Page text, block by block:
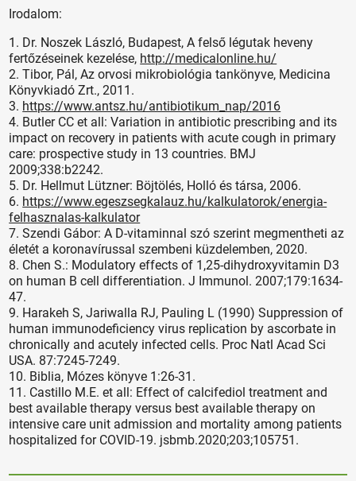
Irodalom:
1. Dr. Noszek László, Budapest, A felső légutak heveny
fertőzéseinek kezelése, http://medicalonline.hu/
2. Tibor, Pál, Az orvosi mikrobiológia tankönyve, Medicina
Könyvkiadó Zrt., 2011.
3. https://www.antsz.hu/antibiotikum_nap/2016
4. Butler CC et all: Variation in antibiotic prescribing and its
impact on recovery in patients with acute cough in primary
care: prospective study in 13 countries. BMJ
2009;338:b2242.
5. Dr. Hellmut Lützner: Böjtölés, Holló és társa, 2006.
6. https://www.egeszsegkalauz.hu/kalkulatorok/energia-
felhasznalas-kalkulator
7. Szendi Gábor: A D-vitaminnal szó szerint megmentheti az
életét a koronavírussal szembeni küzdelemben, 2020.
8. Chen S.: Modulatory effects of 1,25-dihydroxyvitamin D3
on human B cell differentiation. J Immunol. 2007;179:1634-
47.
9. Harakeh S, Jariwalla RJ, Pauling L (1990) Suppression of
human immunodeficiency virus replication by ascorbate in
chronically and acutely infected cells. Proc Natl Acad Sci
USA. 87:7245-7249.
10. Biblia, Mózes könyve 1:26-31.
11. Castillo M.E. et all: Effect of calcifediol treatment and
best available therapy versus best available therapy on
intensive care unit admission and mortality among patients
hospitalized for COVID-19. jsbmb.2020;203;105751.